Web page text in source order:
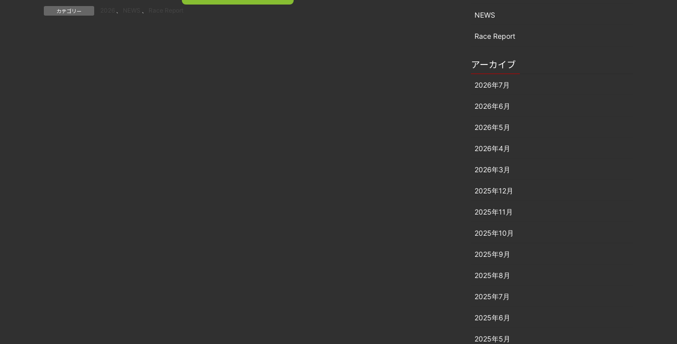
カテゴリー 、 、
NEWS
Race Report
アーカイブ
2026年7月
2026年6月
2026年5月
2026年4月
2026年3月
2025年12月
2025年11月
2025年10月
2025年9月
2025年8月
2025年7月
2025年6月
2025年5月